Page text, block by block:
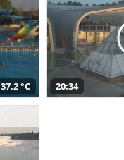
37,2 °C 20:34